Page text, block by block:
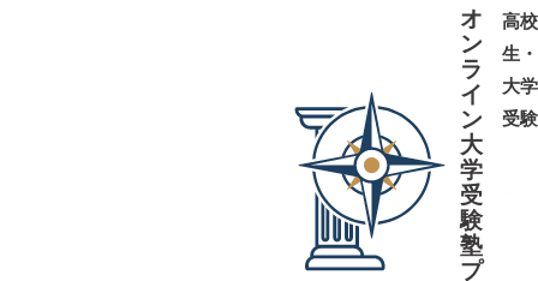
オ
ン
ラ
イ
ン
大
学
受
験
塾
プ
高校
生・
大学
受験